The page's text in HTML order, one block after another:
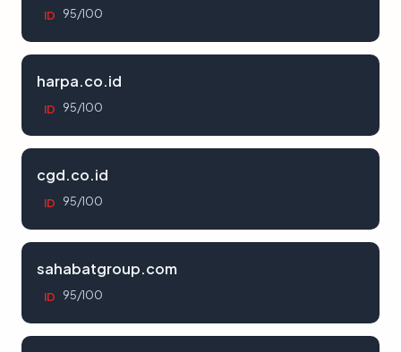
ID 95/100
harpa.co.id
ID 95/100
cgd.co.id
ID 95/100
sahabatgroup.com
ID 95/100